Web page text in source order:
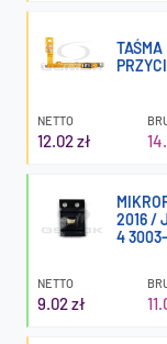
NETTO
12.02 zł
2016 /
4
NETTO
9.02 zł